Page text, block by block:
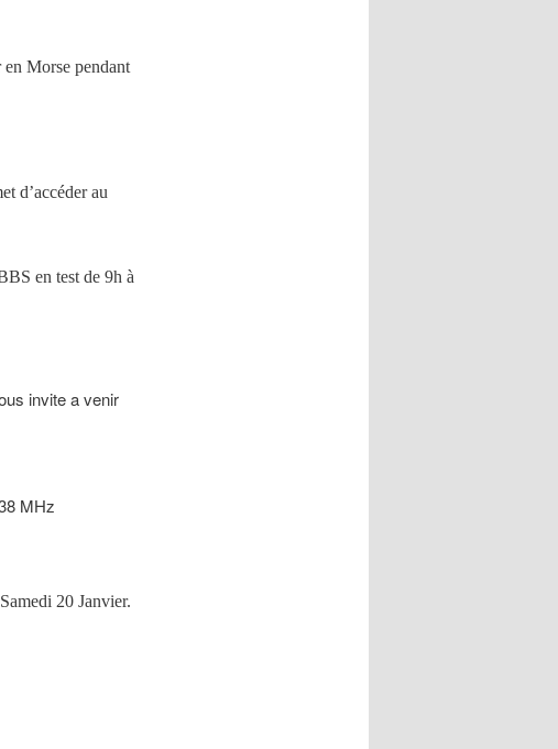
en Morse pendant
d’accéder au
en test de 9h à
invite a venir
MHz
20 Janvier.